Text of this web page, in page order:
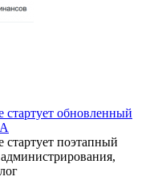
стартует обновленный
стартует поэтапный